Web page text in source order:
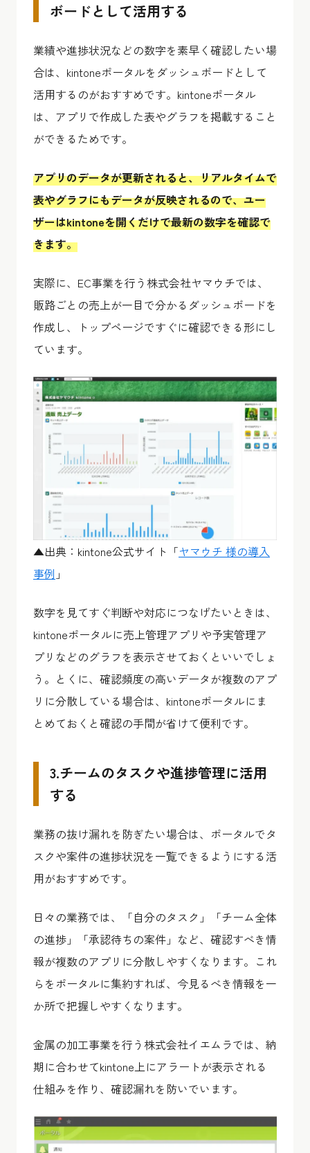
ボードとして活用する
業績や進捗状況などの数字を素早く確認したい場
合は、kintoneポータルをダッシュボードとして
活用するのがおすすめです。kintoneポータル
は、アプリで作成した表やグラフを掲載すること
ができるためです。
アプリのデータが更新されると、リアルタイムで
表やグラフにもデータが反映されるので、ユー
ザーはkintoneを開くだけで最新の数字を確認で
きます。
実際に、EC事業を行う株式会社ヤマウチでは、
販路ごとの売上が一目で分かるダッシュボードを
作成し、トップページですぐに確認できる形にし
ています。
▲出典：kintone公式サイト「ヤマウチ 様の導入
事例 」
数字を見てすぐ判断や対応につなげたいときは、
kintoneポータルに売上管理アプリや予実管理ア
プリなどのグラフを表示させておくといいでしょ
う。とくに、確認頻度の高いデータが複数のアプ
リに分散している場合は、kintoneポータルにま
とめておくと確認の手間が省けて便利です。
3.チームのタスクや進捗管理に活用
する
業務の抜け漏れを防ぎたい場合は、ポータルでタ
スクや案件の進捗状況を一覧できるようにする活
用がおすすめです。
日々の業務では、「自分のタスク」「チーム全体
の進捗」「承認待ちの案件」など、確認すべき情
報が複数のアプリに分散しやすくなります。これ
らをポータルに集約すれば、今見るべき情報を一
か所で把握しやすくなります。
金属の加工事業を行う株式会社イエムラでは、納
期に合わせてkintone上にアラートが表示される
仕組みを作り、確認漏れを防いでいます。